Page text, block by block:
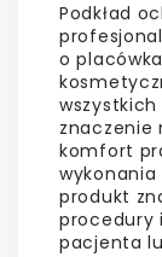
Podkład
o
znaczenie
komfort
produkt
procedury
pacjenta